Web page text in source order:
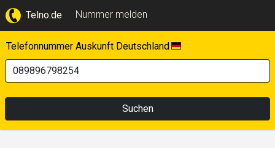
Telno.de Nummer melden
Telefonnummer Auskunft Deutschland
Suchen